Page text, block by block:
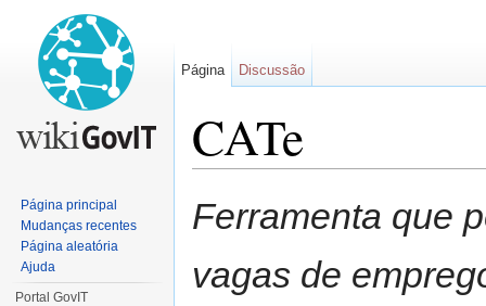
CATe
Ferramenta que
vagas de
Página Discussão
Página principal
Mudanças recentes
Página aleatória
Ajuda
Portal GovIT